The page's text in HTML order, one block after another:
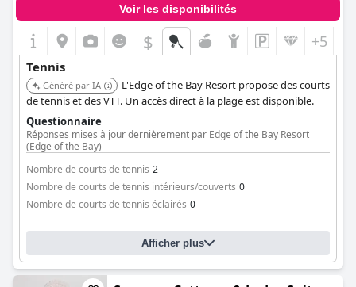
Voir les disponibilités
$ +5
Tennis
Généré par IA
L'Edge of the Bay Resort propose des courts
de tennis et des VTT. Un accès direct à la plage est disponible.
Questionnaire
Réponses mises à jour dernièrement par Edge of the Bay Resort
(Edge of the Bay)
Nombre de courts de tennis 2
Nombre de courts de tennis intérieurs/couverts 0
Nombre de courts de tennis éclairés 0
Afficher plus